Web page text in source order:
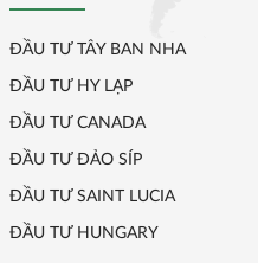
ĐẦU TƯ TÂY BAN NHA
ĐẦU TƯ HY LẠP
ĐẦU TƯ CANADA
ĐẦU TƯ ĐẢO SÍP
ĐẦU TƯ SAINT LUCIA
ĐẦU TƯ HUNGARY